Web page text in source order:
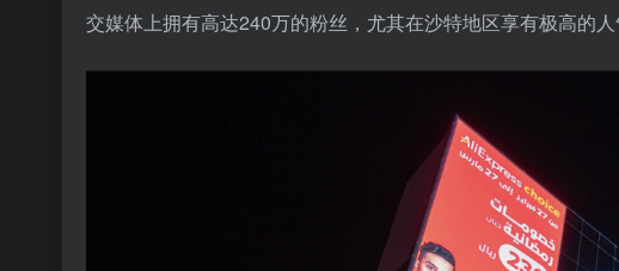
交媒体上拥有高达240万的粉丝，尤其在沙特地区享有极高的人